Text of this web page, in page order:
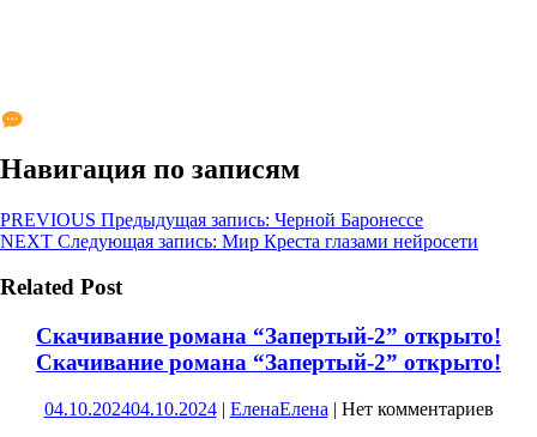
Навигация по записям
PREVIOUS Предыдущая запись: Черной Баронессе
NEXT Следующая запись: Мир Креста глазами нейросети
Related Post
Скачивание романа “Запертый-2” открыто!
Скачивание романа “Запертый-2” открыто!
04.10.202404.10.2024 | ЕленаЕлена | Нет комментариев